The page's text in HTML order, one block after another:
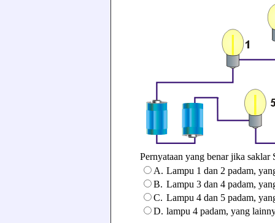
Pernyataan yang benar jika
A. Lampu 1 dan 2 padam,
B. Lampu 3 dan 4 padam,
C. Lampu 4 dan 5 padam,
D. lampu 4 padam, yang